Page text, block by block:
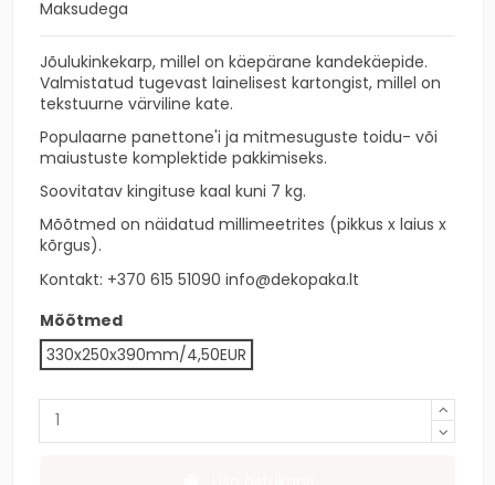
Maksudega
Jõulukinkekarp, millel on käepärane kandekäepide.
Valmistatud tugevast lainelisest kartongist, millel on
tekstuurne värviline kate.
Populaarne panettone'i ja mitmesuguste toidu- või
maiustuste komplektide pakkimiseks.
Soovitatav kingituse kaal kuni 7 kg.
Mõõtmed on näidatud millimeetrites (pikkus x laius x
kõrgus).
Kontakt: +370 615 51090 info@dekopaka.lt
Mõõtmed
330x250x390mm/4,50EUR